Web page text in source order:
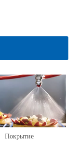
Покрытие